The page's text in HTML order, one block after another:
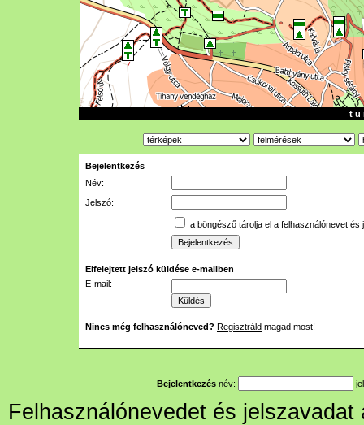
t u
Bejelentkezés
Név:
Jelszó:
a böngésző tárolja el a felhasználónevet és
Elfelejtett jelszó küldése e-mailben
E-mail:
Nincs még felhasználóneved? Regisztráld magad most!
Bejelentkezés név:
Felhasználónevedet és